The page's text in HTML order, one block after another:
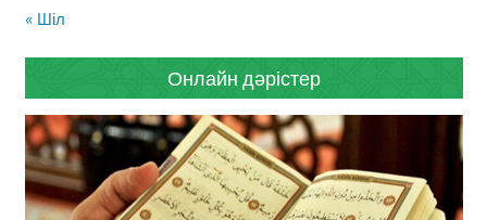
« Шіл
Онлайн дәрістер